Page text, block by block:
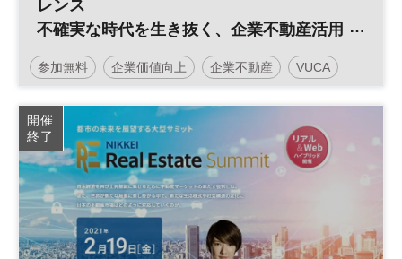
レンス
不確実な時代を生き抜く、企業不動産活用
論
参加無料 企業価値向上 企業不動産 VUCA
CRE 不動産 経営戦略
不動産投資
開催
終了